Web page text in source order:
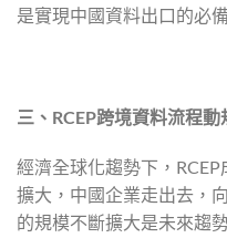
是實現中國資料出口的必
三、 RCEP跨境資料流程
經濟全球化趨勢下，
擴大，中國企業走出去，
的規模不斷擴大是未來趨